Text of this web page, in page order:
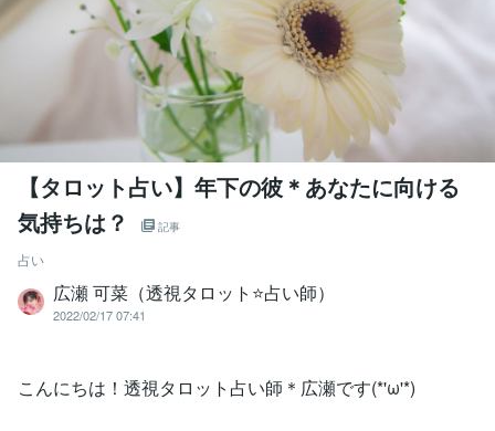
【タロット占い】年下の彼＊あなたに向ける
気持ちは？
記事
占い
広瀬 可菜（透視タロット⭐占い師）
2022/02/17 07:41
こんにちは！透視タロット占い師＊広瀬です(*'ω'*)